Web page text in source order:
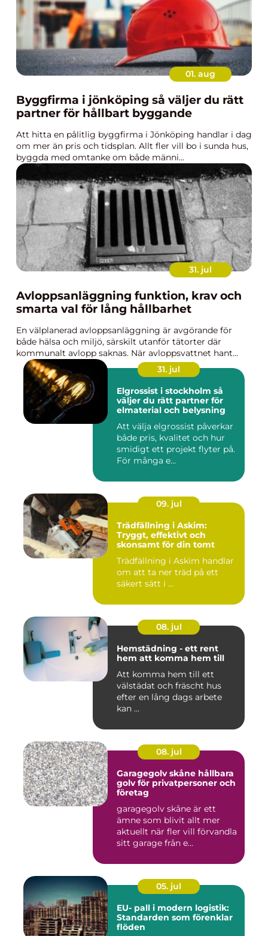
01. aug
Byggfirma i jönköping så väljer du rätt
partner för hållbart byggande
Att hitta en pålitlig byggfirma i Jönköping handlar i dag
om mer än pris och tidsplan. Allt fler vill bo i sunda hus,
byggda med omtanke om både männi...
31. jul
Avloppsanläggning funktion, krav och
smarta val för lång hållbarhet
En välplanerad avloppsanläggning är avgörande för
både hälsa och miljö, särskilt utanför tätorter där
kommunalt avlopp saknas. När avloppsvattnet hant...
31. jul
Elgrossist i stockholm så
väljer du rätt partner för
elmaterial och belysning
Att välja elgrossist påverkar
både pris, kvalitet och hur
smidigt ett projekt flyter på.
För många e...
09. jul
Trädfällning i Askim:
Tryggt, effektivt och
skonsamt för din tomt
Trädfällning i Askim handlar
om att ta ner träd på ett
säkert sätt i ...
08. jul
Hemstädning - ett rent
hem att komma hem till
Att komma hem till ett
välstädat och fräscht hus
efter en lång dags arbete
kan ...
08. jul
Garagegolv skåne hållbara
golv för privatpersoner och
företag
garagegolv skåne är ett
ämne som blivit allt mer
aktuellt när fler vill förvandla
sitt garage från e...
05. jul
EU- pall i modern logistik:
Standarden som förenklar
flöden